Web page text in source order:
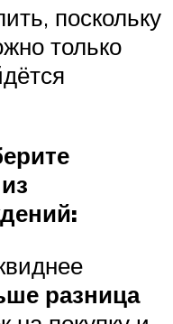
поскольку
только
разница